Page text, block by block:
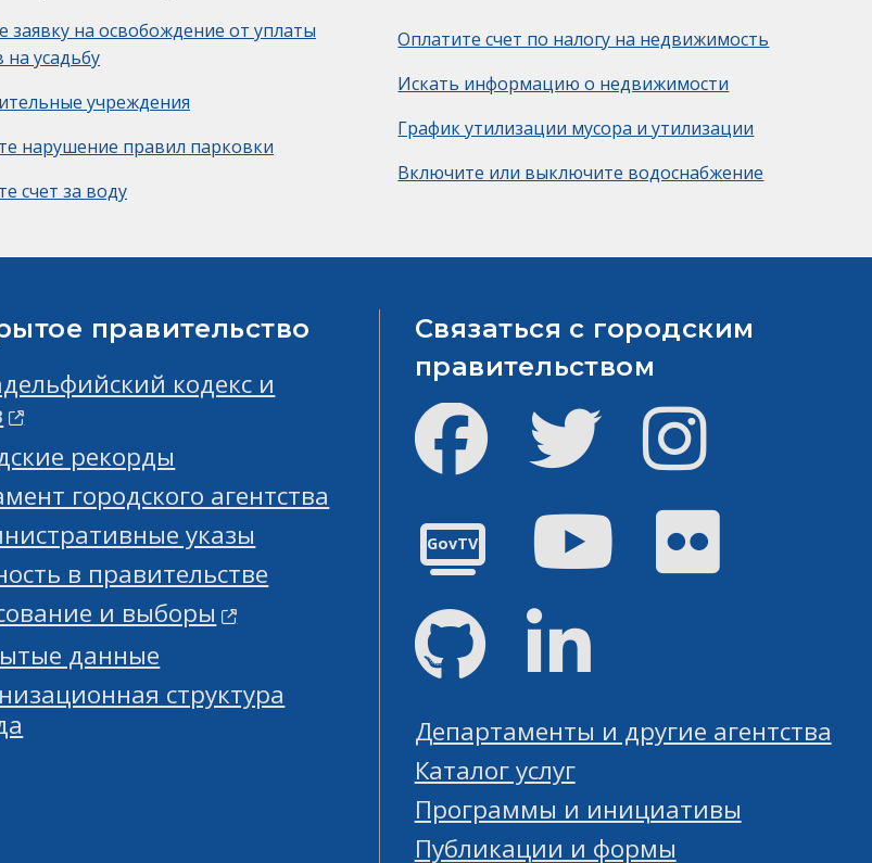
заявку на освобождение от уплаты
на усадьбу
учреждения
нарушение правил парковки
счет за воду
Оплатите счет по налогу на недвижимость
Искать информацию о недвижимости
График утилизации мусора и утилизации
Включите или выключите водоснабжение
правительство
кодекс и
рекорды
городского агентства
указы
в правительстве
и выборы
данные
структура
Связаться с городским
правительством
FacebookТвиттеринстаграм
GovTV
Youtube Flickr
GitHub
Департаменты и другие агентства
Каталог услуг
Программы и инициативы
Публикации и формы